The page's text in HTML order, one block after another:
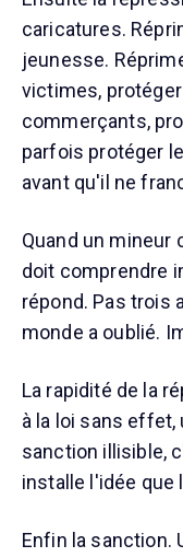
caricatures.
jeunesse.
victimes,
commerçants,
parfois protéger
avant qu'il ne
Quand un mineur
doit comprendre
répond. Pas trois
monde a oublié.
La rapidité de la
à la loi sans effet,
sanction illisible,
installe l'idée que
Enfin la sanction.